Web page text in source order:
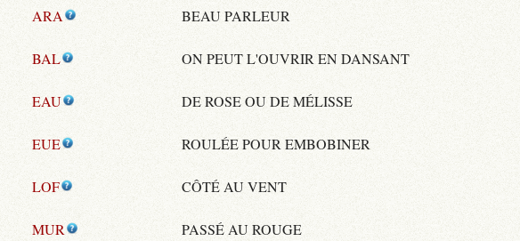
ARA BEAU PARLEUR
BAL ON PEUT L'OUVRIR EN DANSANT
EAU DE ROSE OU DE MÉLISSE
EUE ROULÉE POUR EMBOBINER
LOF CÔTÉ AU VENT
MUR PASSÉ AU ROUGE